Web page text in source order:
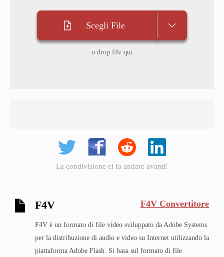
Scegli File
o drop f4v qui
La condivisione ci fa andare avanti!
F4V F4V Convertitore
F4V è un formato di file video sviluppato da Adobe Systems
per la distribuzione di audio e video su Internet utilizzando la
piattaforma Adobe Flash. Si basa sul formato di file